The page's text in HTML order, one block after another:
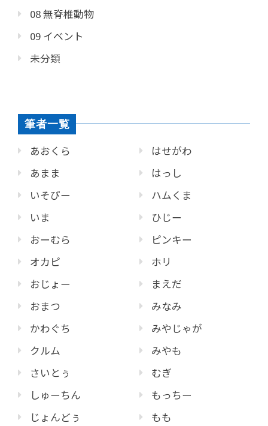
08 無脊椎動物
09 イベント
未分類
筆者一覧
あおくら
あまま
いそぴー
いま
おーむら
オカピ
おじょー
おまつ
かわぐち
クルム
さいとぅ
しゅーちん
じょんどぅ
はせがわ
はっし
ハムくま
ひじー
ピンキー
ホリ
まえだ
みなみ
みやじゃが
みやも
むぎ
もっちー
もも